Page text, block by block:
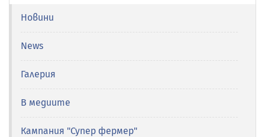
Новини
News
Галерия
В медиите
Кампания "Супер фермер"